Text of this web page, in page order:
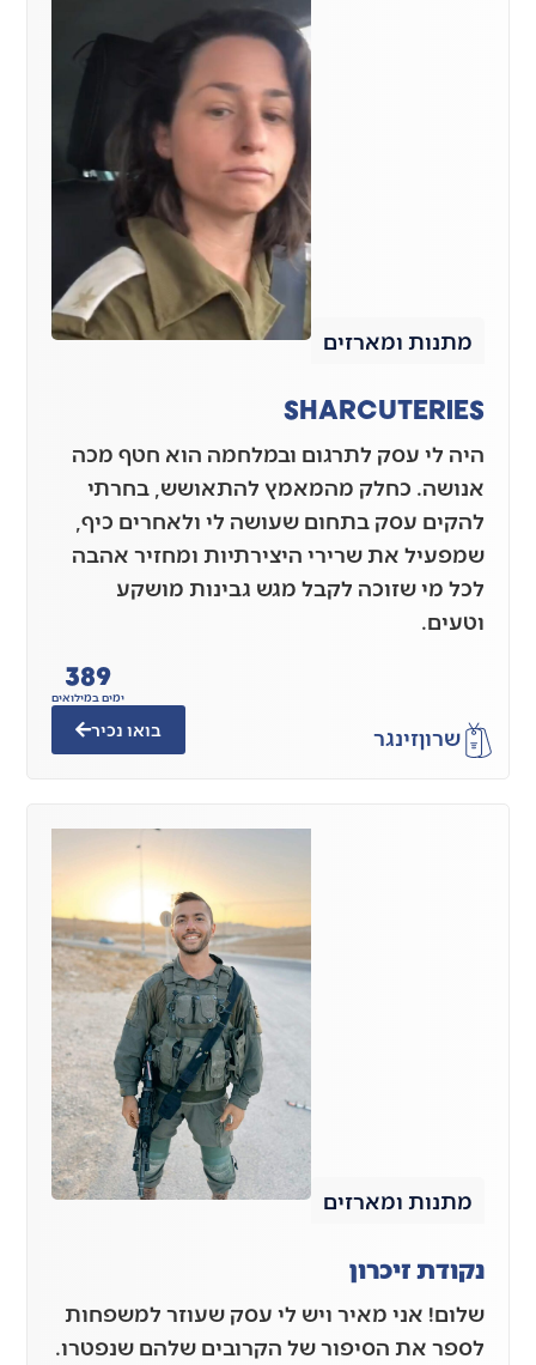
מתנות ומארזים
SHARCUTERIES
היה לי עסק לתרגום ובמלחמה הוא חטף מכה
אנושה. כחלק מהמאמץ להתאושש, בחרתי
להקים עסק בתחום שעושה לי ולאחרים כיף,
שמפעיל את שרירי היצירתיות ומחזיר אהבה
לכל מי שזוכה לקבל מגש גבינות מושקע
וטעים.
שרוןזינגר
ימים במילואים
389
בואו נכיר
מתנות ומארזים
נקודת זיכרון
שלום! אני מאיר ויש לי עסק שעוזר למשפחות
לספר את הסיפור של הקרובים שלהם שנפטרו.